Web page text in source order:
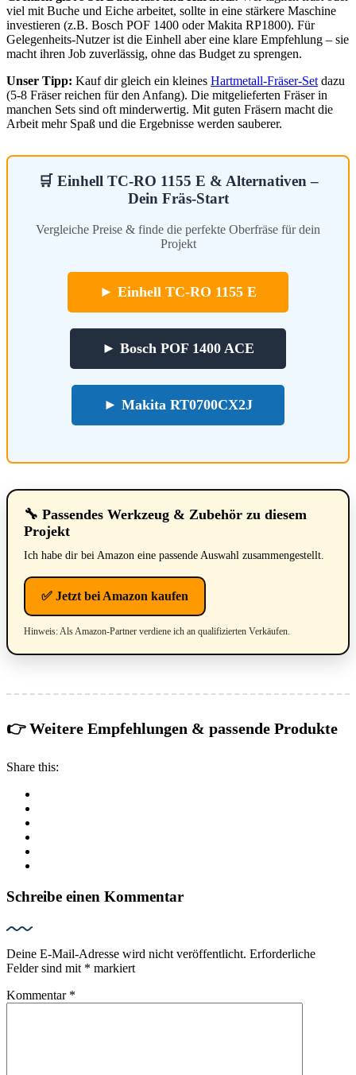
viel mit Buche und Eiche arbeitet, sollte in eine stärkere Maschine
investieren (z.B. Bosch POF 1400 oder Makita RP1800). Für
Gelegenheits-Nutzer ist die Einhell aber eine klare Empfehlung – sie
macht ihren Job zuverlässig, ohne das Budget zu sprengen.
Unser Tipp: Kauf dir gleich ein kleines Hartmetall-Fräser-Set dazu
(5-8 Fräser reichen für den Anfang). Die mitgelieferten Fräser in
manchen Sets sind oft minderwertig. Mit guten Fräsern macht die
Arbeit mehr Spaß und die Ergebnisse werden sauberer.
🛒 Einhell TC-RO 1155 E & Alternativen –
Dein Fräs-Start
Vergleiche Preise & finde die perfekte Oberfräse für dein
Projekt
► Einhell TC-RO 1155 E
► Bosch POF 1400 ACE
► Makita RT0700CX2J
🔧 Passendes Werkzeug & Zubehör zu diesem
Projekt
Ich habe dir bei Amazon eine passende Auswahl zusammengestellt.
✅ Jetzt bei Amazon kaufen
Hinweis: Als Amazon-Partner verdiene ich an qualifizierten Verkäufen.
👉 Weitere Empfehlungen & passende Produkte
Share this:
Schreibe einen Kommentar
Deine E-Mail-Adresse wird nicht veröffentlicht. Erforderliche
Felder sind mit * markiert
Kommentar *